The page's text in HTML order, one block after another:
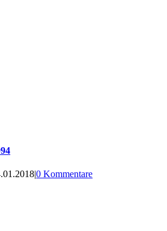
|0 Kommentare